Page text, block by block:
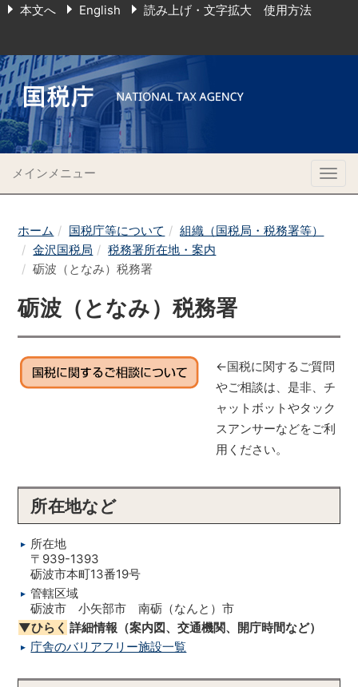
本文へ English 読み上げ・文字拡大 使用方法
メインメニュー
ホーム 国税庁等について
組織（国税局・税務署等）
金沢国税局
税務署所在地・案内
砺波（となみ）税務署
砺波（となみ）税務署
←国税に関するご質問
やご相談は、是非、チ
ャットボットやタック
スアンサーなどをご利
用ください。
所在地など
所在地
〒939-1393
砺波市本町13番19号
管轄区域
砺波市 小矢部市 南砺（なんと）市
▼ひらく 詳細情報（案内図、交通機関、開庁時間など）
庁舎のバリアフリー施設一覧